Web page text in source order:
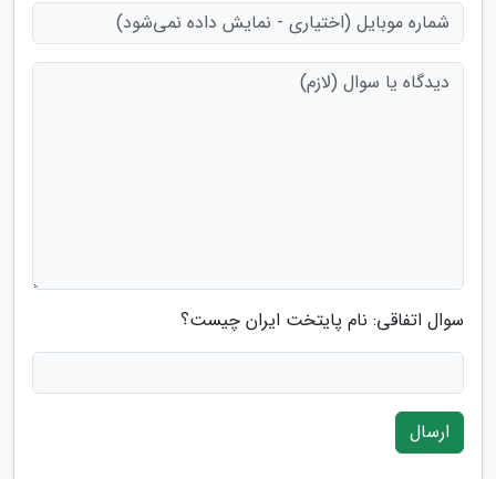
سوال اتفاقی: نام پایتخت ایران چیست؟
ارسال